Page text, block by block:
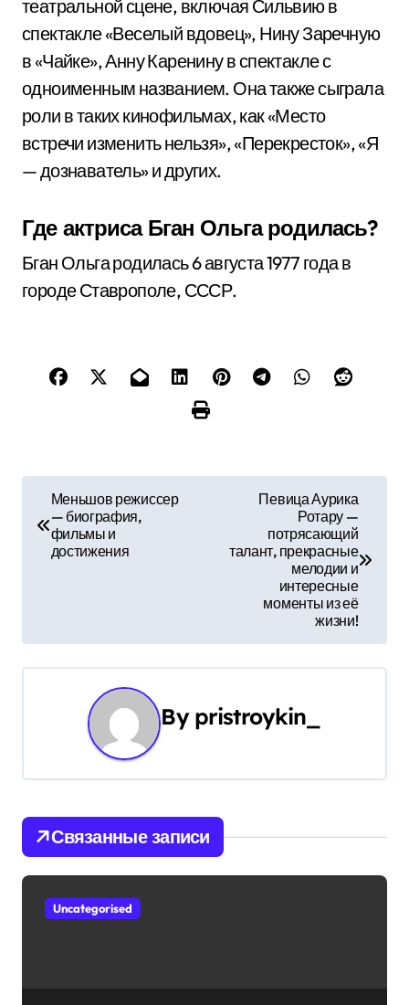
театральной сцене, включая Сильвию в
спектакле «Веселый вдовец», Нину Заречную
в «Чайке», Анну Каренину в спектакле с
одноименным названием. Она также сыграла
роли в таких кинофильмах, как «Место
встречи изменить нельзя», «Перекресток», «Я
— дознаватель» и других.
Где актриса Бган Ольга родилась?
Бган Ольга родилась 6 августа 1977 года в
городе Ставрополе, СССР.
г
а
п
о
Меньшов режиссер
— биография,
фильмы и
достижения
Певица Аурика
Ротару —
потрясающий
талант, прекрасные
мелодии и
интересные
моменты из её
жизни!
By pristroykin_
Связанные записи
Uncategorised